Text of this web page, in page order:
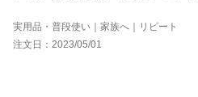
実用品・普段使い｜家族へ｜リピート
注文日：2023/05/01